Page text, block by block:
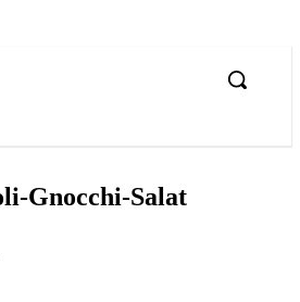
Gnocchi-Salat